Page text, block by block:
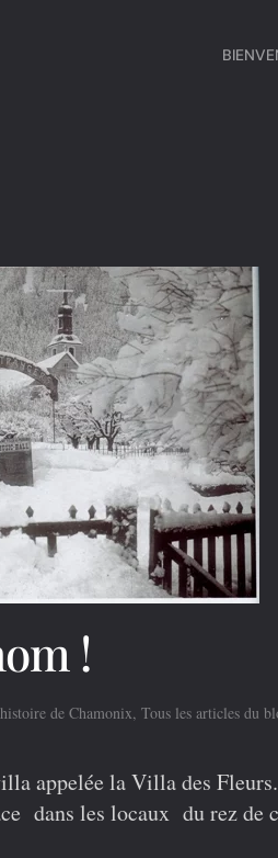
!
de Chamonix, Tous les articles du
appelée la Villa des
dans les locaux du rez de